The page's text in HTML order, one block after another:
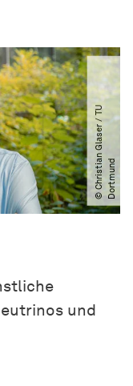
©
C
h
r
i
s
t
ia
n
G
l
a
s
e
r
​​
/​​
T
U
D
o
r
t
m
u
nd
und